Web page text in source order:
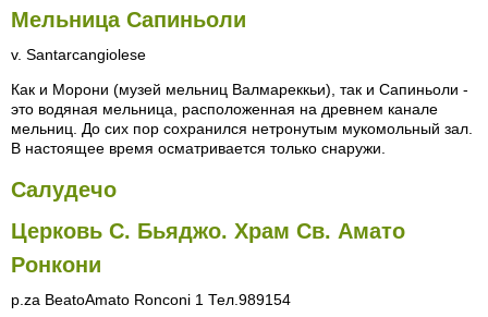
Мельница Сапиньоли
v. Santarcangiolese
Как и Морони (музей мельниц Валмареккьи), так и Сапиньоли -
это водяная мельница, расположенная на древнем канале
мельниц. До сих пор сохранился нетронутым мукомольный зал.
В настоящее время осматривается только снаружи.
Салудечо
Церковь С. Бьяджо. Храм Св. Амато
Ронкони
p.za BeatoAmato Ronconi 1 Тел.989154